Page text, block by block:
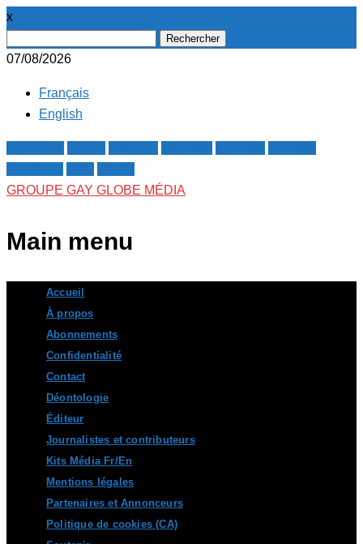
x
07/08/2026
Français
English
GROUPE GAY GLOBE MÉDIA
Main menu
content
Accueil
À propos
Abonnements
Confidentialité
Contact
Déontologie
Éditeur
Journalistes et contributeurs
Kits Média Fr/En
Mentions légales
Partenaires et Annonceurs
Politique de cookies (CA)